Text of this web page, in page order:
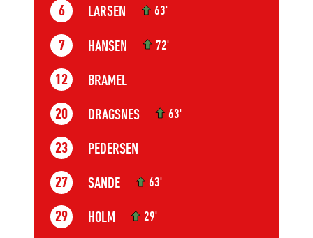
6 LARSEN 63'
7 HANSEN 72'
12 BRAMEL
20 DRAGSNES 63'
23 PEDERSEN
27 SANDE 63'
29 HOLM 29'